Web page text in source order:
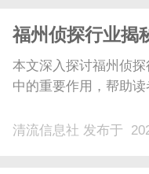
福州侦探行业揭
本文深入探讨福州侦
中的重要作用，帮助
清流信息社 发布于